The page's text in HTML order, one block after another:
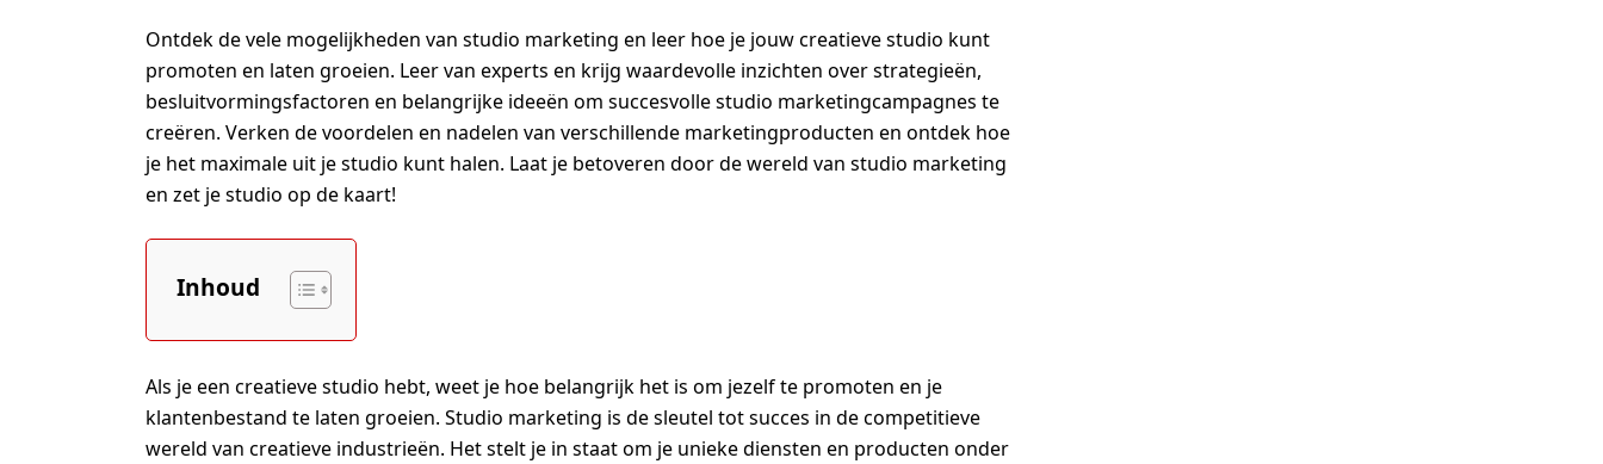
Ontdek de vele mogelijkheden van studio marketing en leer hoe je jouw creatieve studio kunt
promoten en laten groeien. Leer van experts en krijg waardevolle inzichten over strategieën,
besluitvormingsfactoren en belangrijke ideeën om succesvolle studio marketingcampagnes te
creëren. Verken de voordelen en nadelen van verschillende marketingproducten en ontdek hoe
je het maximale uit je studio kunt halen. Laat je betoveren door de wereld van studio marketing
en zet je studio op de kaart!
Inhoud
Als je een creatieve studio hebt, weet je hoe belangrijk het is om jezelf te promoten en je
klantenbestand te laten groeien. Studio marketing is de sleutel tot succes in de competitieve
wereld van creatieve industrieën. Het stelt je in staat om je unieke diensten en producten onder